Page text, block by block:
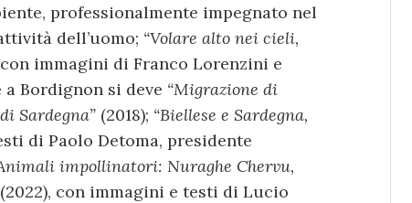
professionalmente impegnato nel
dell’uomo; “Volare alto nei cieli,
con immagini di Franco Lorenzini e
Bordignon si deve “Migrazione di
Sardegna” (2018); “Biellese e Sardegna,
di Paolo Detoma, presidente
impollinatori: Nuraghe Chervu,
(2022), con immagini e testi di Lucio